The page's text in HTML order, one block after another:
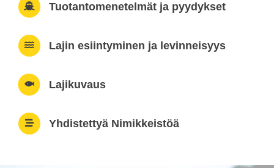
Tuotantomenetelmät ja pyydykset
Lajin esiintyminen ja levinneisyys
Lajikuvaus
Yhdistettyä Nimikkeistöä